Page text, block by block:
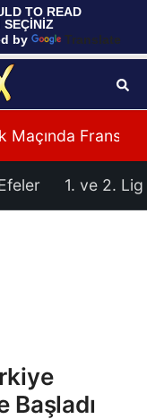
TO READ
by
Translate
Balkan
1. ve 2. Lig
Başladı